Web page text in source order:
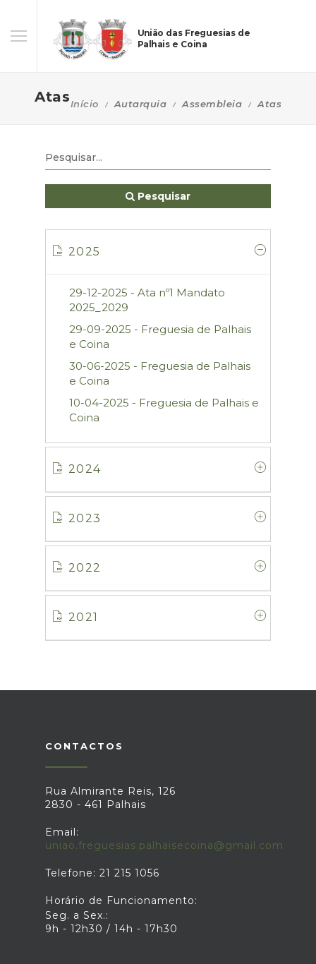
União das Freguesias de
Palhais e Coina
AtasInício Autarquia Assembleia Atas
Pesquisar
2025
29-12-2025 - Ata nº1 Mandato
2025_2029
29-09-2025 - Freguesia de Palhais
e Coina
30-06-2025 - Freguesia de Palhais
e Coina
10-04-2025 - Freguesia de Palhais e
Coina
2024
2023
2022
2021
CONTACTOS
Rua Almirante Reis, 126
2830 - 461 Palhais
Email:
uniao.freguesias.palhaisecoina@gmail.com
Telefone: 21 215 1056
Horário de Funcionamento:
Seg. a Sex.:
9h - 12h30 / 14h - 17h30